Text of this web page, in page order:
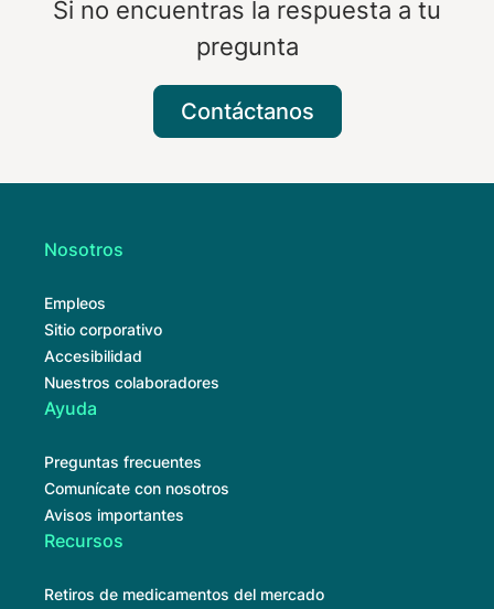
Si no encuentras la respuesta a tu
pregunta
Contáctanos
Nosotros
Empleos
Sitio corporativo
Accesibilidad
Nuestros colaboradores
Ayuda
Preguntas frecuentes
Comunícate con nosotros
Avisos importantes
Recursos
Retiros de medicamentos del mercado